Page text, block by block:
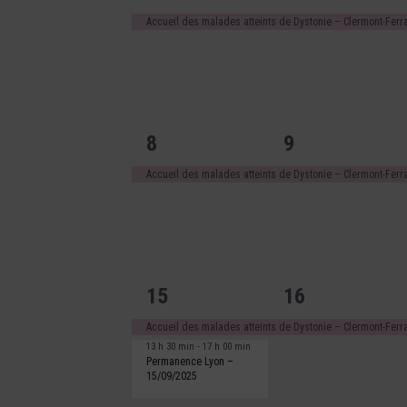
filtrés.
évènement,
Accueil des malades atteints de Dystonie – Clermont-
évènement,
1
évènement,
8
Accueil des malades atteints de Dystonie – Clermont-
1
évènement,
9
2
évènements,
15
Accueil des malades atteints de Dystonie – Clermont-
13 h 30 min - 17 h 00 min
Permanence Lyon –
15/09/2025
1
évènement,
16